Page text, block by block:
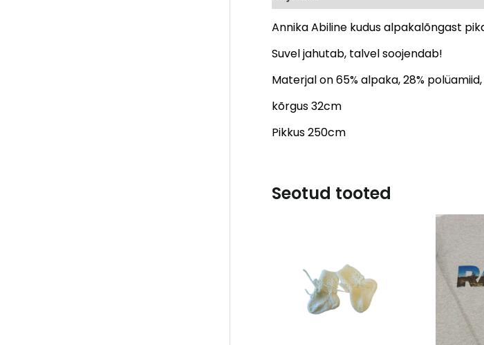
Annika Abiline kudus alpakalõngast
Suvel jahutab, talvel soojendab!
Materjal on 65% alpaka, 28%
kõrgus 32cm
Pikkus 250cm
Seotud tooted